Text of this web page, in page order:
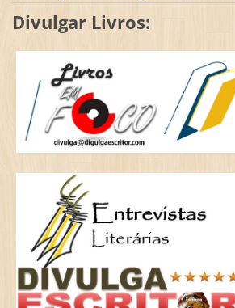
Divulgar Livros: